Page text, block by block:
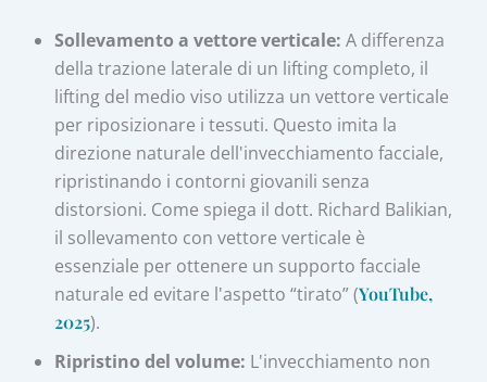
Sollevamento a vettore verticale: A differenza
della trazione laterale di un lifting completo, il
lifting del medio viso utilizza un vettore verticale
per riposizionare i tessuti. Questo imita la
direzione naturale dell'invecchiamento facciale,
ripristinando i contorni giovanili senza
distorsioni. Come spiega il dott. Richard Balikian,
il sollevamento con vettore verticale è
essenziale per ottenere un supporto facciale
naturale ed evitare l'aspetto “tirato” (YouTube,
2025).
Ripristino del volume: L'invecchiamento non